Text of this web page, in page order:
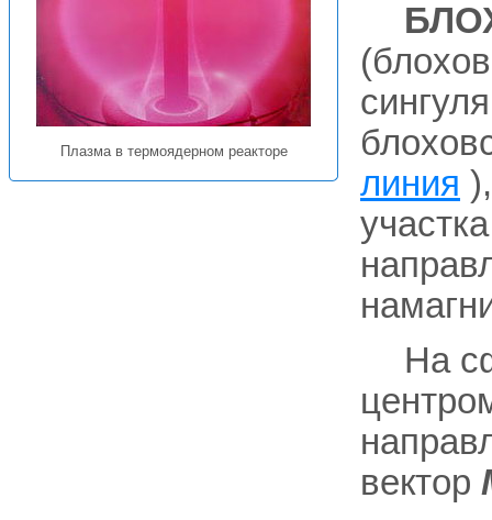
Плазма в термоядерном реакторе
линия
На
вектор